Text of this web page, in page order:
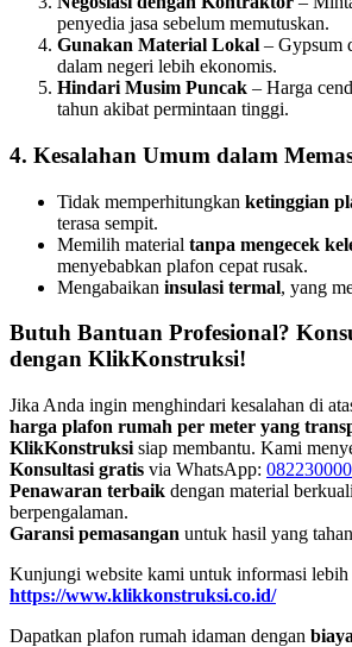
penyedia jasa sebelum memutuskan.
Gunakan Material Lokal – Gypsum
dalam negeri lebih ekonomis.
Hindari Musim Puncak – Harga
tahun akibat permintaan tinggi.
4. Kesalahan Umum dalam
Tidak memperhitungkan ketinggian
terasa sempit.
Memilih material tanpa mengecek
menyebabkan plafon cepat rusak.
Mengabaikan insulasi termal, yang
Butuh Bantuan Profesional?
dengan KlikKonstruksi!
Jika Anda ingin menghindari kesalahan di
harga plafon rumah per meter yang
KlikKonstruksi siap membantu. Kami
Konsultasi gratis via WhatsApp:
Penawaran terbaik dengan material
berpengalaman.
Garansi pemasangan untuk hasil yang
Kunjungi website kami untuk informasi lebih
https://www.klikkonstruksi.co.id/
Dapatkan plafon rumah idaman dengan